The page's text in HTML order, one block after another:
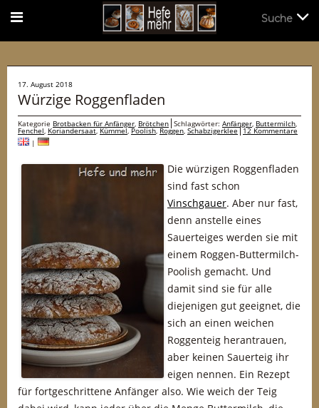
17. August 2018
Würzige Roggenfladen
Kategorie Brotbacken für Anfänger, Brötchen Schlagwörter: Anfänger, Buttermilch,
Fenchel, Koriandersaat,Kümmel,Poolish,Roggen, Schabzigerklee 12 Kommentare
|
Die würzigen Roggenfladen
sind fast schon
Vinschgauer. Aber nur fast,
denn anstelle eines
Sauerteiges werden sie mit
einem Roggen-Buttermilch-
Poolish gemacht. Und
damit sind sie für alle
diejenigen gut geeignet, die
sich an einen weichen
Roggenteig herantrauen,
aber keinen Sauerteig ihr
eigen nennen. Ein Rezept
für fortgeschrittene Anfänger also. Wie weich der Teig
Suche
Suche